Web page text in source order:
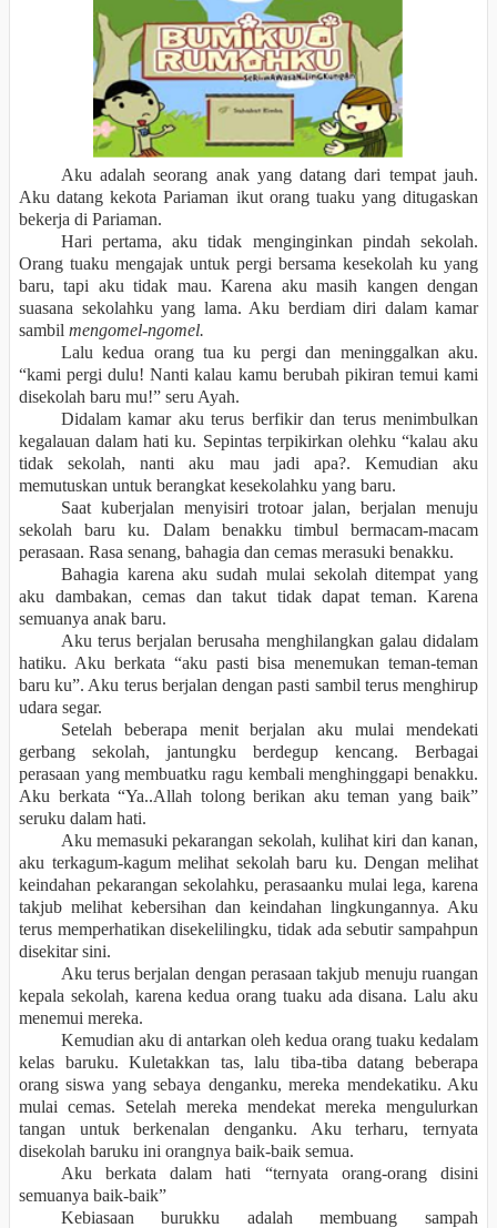
Aku adalah seorang anak yang datang dari tempat jauh.
Aku datang kekota Pariaman ikut orang tuaku yang ditugaskan
bekerja di Pariaman.
Hari pertama, aku tidak menginginkan pindah sekolah.
Orang tuaku mengajak untuk pergi bersama kesekolah ku yang
baru, tapi aku tidak mau. Karena aku masih kangen dengan
suasana sekolahku yang lama. Aku berdiam diri dalam kamar
sambil mengomel-ngomel.
Lalu kedua orang tua ku pergi dan meninggalkan aku.
“kami pergi dulu! Nanti kalau kamu berubah pikiran temui kami
disekolah baru mu!” seru Ayah.
Didalam kamar aku terus berfikir dan terus menimbulkan
kegalauan dalam hati ku. Sepintas terpikirkan olehku “kalau aku
tidak sekolah, nanti aku mau jadi apa?. Kemudian aku
memutuskan untuk berangkat kesekolahku yang baru.
Saat kuberjalan menyisiri trotoar jalan, berjalan menuju
sekolah baru ku. Dalam benakku timbul bermacam-macam
perasaan. Rasa senang, bahagia dan cemas merasuki benakku.
Bahagia karena aku sudah mulai sekolah ditempat yang
aku dambakan, cemas dan takut tidak dapat teman. Karena
semuanya anak baru.
Aku terus berjalan berusaha menghilangkan galau didalam
hatiku. Aku berkata “aku pasti bisa menemukan teman-teman
baru ku”. Aku terus berjalan dengan pasti sambil terus menghirup
udara segar.
Setelah beberapa menit berjalan aku mulai mendekati
gerbang sekolah, jantungku berdegup kencang. Berbagai
perasaan yang membuatku ragu kembali menghinggapi benakku.
Aku berkata “Ya..Allah tolong berikan aku teman yang baik”
seruku dalam hati.
Aku memasuki pekarangan sekolah, kulihat kiri dan kanan,
aku terkagum-kagum melihat sekolah baru ku. Dengan melihat
keindahan pekarangan sekolahku, perasaanku mulai lega, karena
takjub melihat kebersihan dan keindahan lingkungannya. Aku
terus memperhatikan disekelilingku, tidak ada sebutir sampahpun
disekitar sini.
Aku terus berjalan dengan perasaan takjub menuju ruangan
kepala sekolah, karena kedua orang tuaku ada disana. Lalu aku
menemui mereka.
Kemudian aku di antarkan oleh kedua orang tuaku kedalam
kelas baruku. Kuletakkan tas, lalu tiba-tiba datang beberapa
orang siswa yang sebaya denganku, mereka mendekatiku. Aku
mulai cemas. Setelah mereka mendekat mereka mengulurkan
tangan untuk berkenalan denganku. Aku terharu, ternyata
disekolah baruku ini orangnya baik-baik semua.
Aku berkata dalam hati “ternyata orang-orang disini
semuanya baik-baik”
Kebiasaan burukku adalah membuang sampah